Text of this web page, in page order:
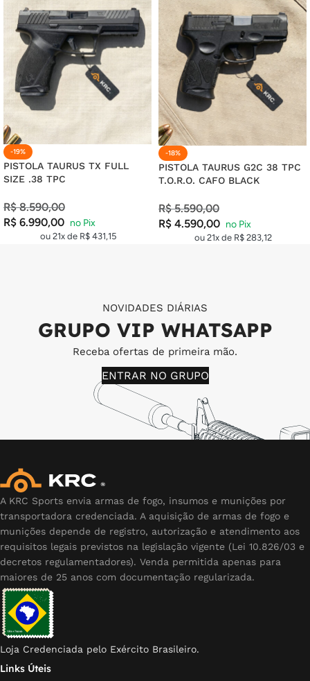
-19%
PISTOLA TAURUS TX FULL
SIZE .38 TPC
R$8.590,00
R$ 6.990,00
ou 21x de R$431,15
-18%
PISTOLA TAURUS G2C 38 TPC
T.O.R.O. CAFO BLACK
R$5.590,00
R$ 4.590,00
ou 21x de R$283,12
NOVIDADES DIÁRIAS
GRUPO VIP WHATSAPP
Receba ofertas de primeira mão.
ENTRAR NO GRUPO
A KRC Sports envia armas de fogo, insumos e munições por
transportadora credenciada. A aquisição de armas de fogo e
munições depende de registro, autorização e atendimento aos
requisitos legais previstos na legislação vigente (Lei 10.826/03 e
decretos regulamentadores). Venda permitida apenas para
maiores de 25 anos com documentação regularizada.
Loja Credenciada pelo Exército Brasileiro.
Links Úteis